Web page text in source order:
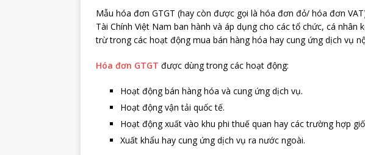
Mẫu hóa đơn GTGT (hay còn được gọi là hóa đơn đỏ/ hóa đơn
Tài Chính Việt Nam ban hành và áp dụng cho các tổ chức, cá nhân
trừ trong các hoạt động mua bán hàng hóa hay cung ứng dịch vụ
Hóa đơn GTGT được dùng trong các hoạt động:
Hoạt động bán hàng hóa và cung ứng dịch vụ.
Hoạt động vận tải quốc tế.
Hoạt động xuất vào khu phi thuế quan hay các trường hợp
Xuất khẩu hay cung ứng dịch vụ ra nước ngoài.